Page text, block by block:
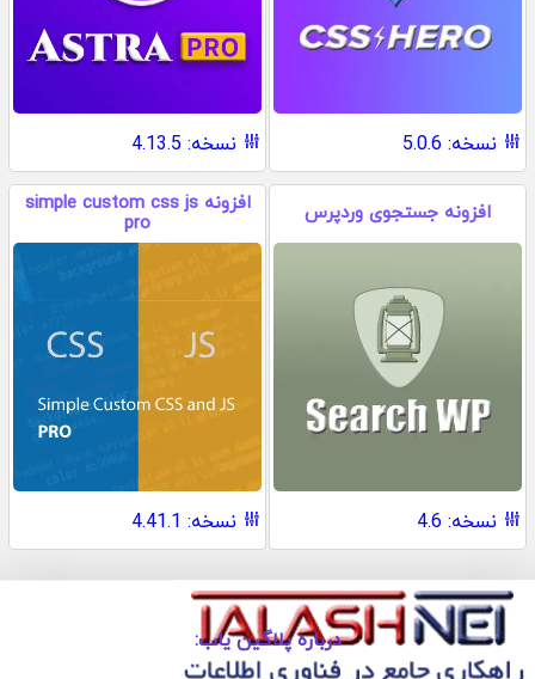
نسخه: 5.0.6 نسخه: 4.13.5
افزونه جستجوی وردپرس
نسخه: 4.6
افزونه simple custom css js
pro
نسخه: 4.41.1
درباره پلاگین یاب: